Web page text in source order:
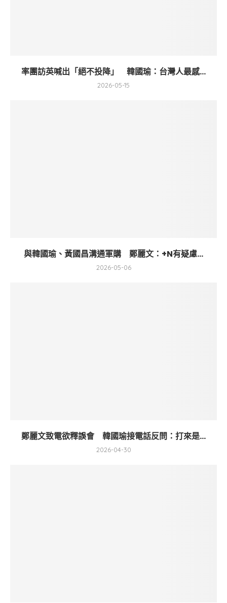
率團訪英喊出「絕不投降」 韓國瑜：台灣人最感...
2026-05-15
與韓國瑜、黃國昌溝通軍購 鄭麗文：+N有疑慮...
2026-05-06
鄭麗文致電欲釋誤會 韓國瑜接電話反問：打來是...
2026-04-30